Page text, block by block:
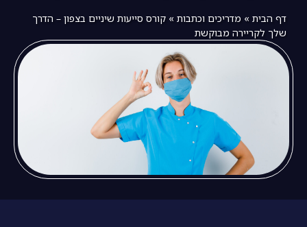
דף הבית » מדריכים וכתבות » קורס סייעות שיניים בצפון – הדרך
שלך לקריירה מבוקשת